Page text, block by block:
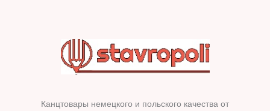
Канцтовары немецкого и польского качества от